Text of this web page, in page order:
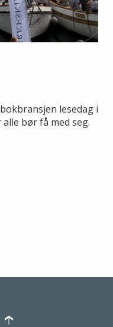
lesedag i
bør få med seg.